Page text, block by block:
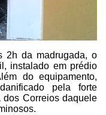
2h da madrugada, o
instalado em prédio
do equipamento,
pela forte
dos Correios daquele